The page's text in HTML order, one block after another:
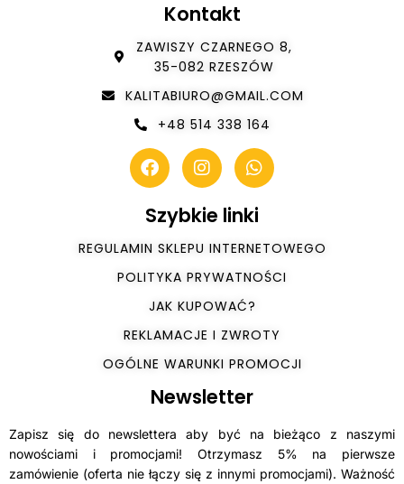
Kontakt
ZAWISZY CZARNEGO 8,
35-082 RZESZÓW
KALITABIURO@GMAIL.COM
+48 514 338 164
Szybkie linki
REGULAMIN SKLEPU INTERNETOWEGO
POLITYKA PRYWATNOŚCI
JAK KUPOWAĆ?
REKLAMACJE I ZWROTY
OGÓLNE WARUNKI PROMOCJI
Newsletter
Zapisz się do newslettera aby być na bieżąco z naszymi
nowościami i promocjami! Otrzymasz 5% na pierwsze
zamówienie (oferta nie łączy się z innymi promocjami). Ważność